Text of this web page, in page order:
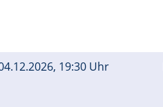
19:30 Uhr